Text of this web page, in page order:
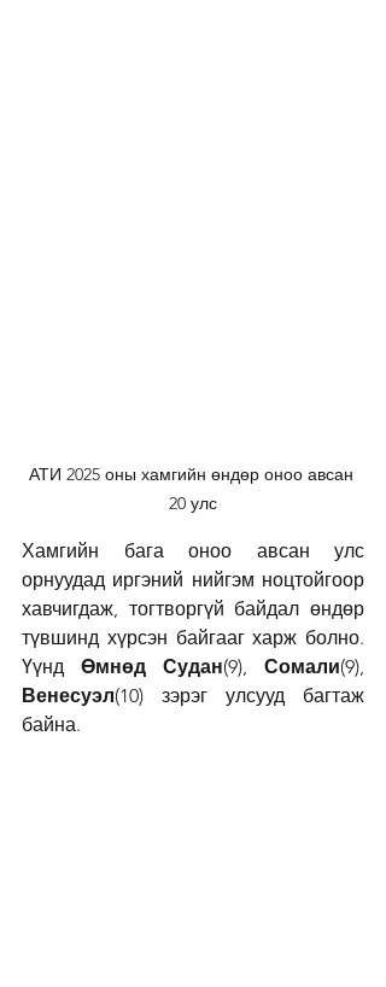
АТИ 2025 оны хамгийн өндөр оноо авсан
20 улс
Хамгийн бага оноо авсан улс
орнуудад иргэний нийгэм ноцтойгоор
хавчигдаж, тогтворгүй байдал өндөр
түвшинд хүрсэн байгааг харж болно.
Үүнд Өмнөд Судан(9), Сомали
Венесуэл(10) зэрэг улсууд багтаж
байна.